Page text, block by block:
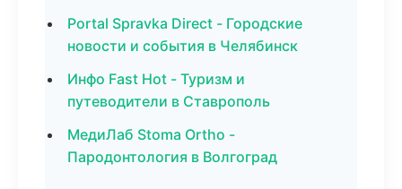
Portal Spravka Direct - Городские
новости и события в Челябинск
Инфо Fast Hot - Туризм и
путеводители в Ставрополь
МедиЛаб Stoma Ortho -
Пародонтология в Волгоград